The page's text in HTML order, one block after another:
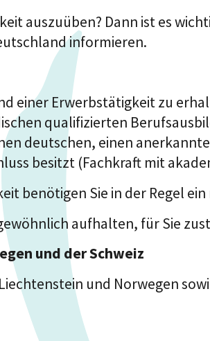
auszuüben? Dann ist es
informieren.
einer Erwerbstätigkeit zu
qualifizierten
deutschen, einen
besitzt (Fachkraft mit
benötigen Sie in der Regel ein
aufhalten, für Sie
und der Schweiz
und Norwegen